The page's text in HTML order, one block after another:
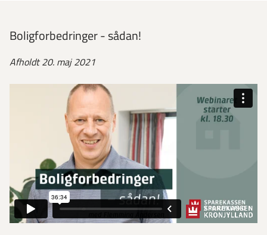
Boligforbedringer - sådan!
Afholdt 20. maj 2021